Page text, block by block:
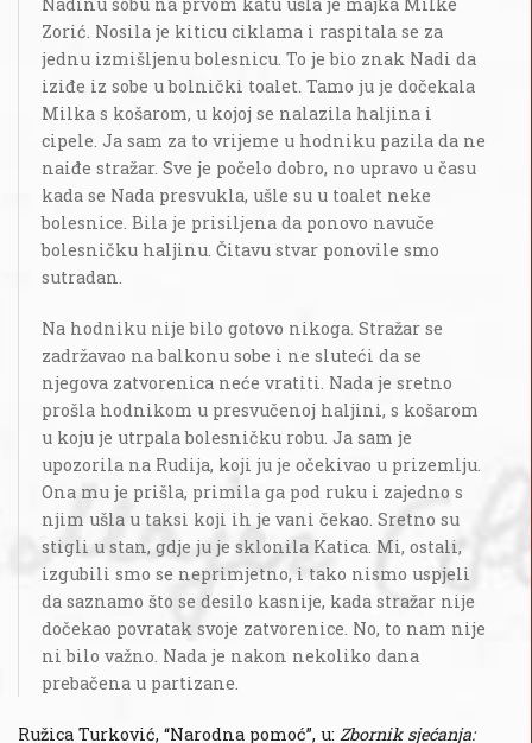
Zorić. Nosila je kiticu ciklama i raspitala se za
jednu izmišljenu bolesnicu. To je bio znak Nadi da
iziđe iz sobe u bolnički toalet. Tamo ju je dočekala
Milka s košarom, u kojoj se nalazila haljina i
cipele. Ja sam za to vrijeme u hodniku pazila da ne
naiđe stražar. Sve je počelo dobro, no upravo u času
kada se Nada presvukla, ušle su u toalet neke
bolesnice. Bila je prisiljena da ponovo navuče
bolesničku haljinu. Čitavu stvar ponovile smo
sutradan.
Na hodniku nije bilo gotovo nikoga. Stražar se
zadržavao na balkonu sobe i ne sluteći da se
njegova zatvorenica neće vratiti. Nada je sretno
prošla hodnikom u presvučenoj haljini, s košarom
u koju je utrpala bolesničku robu. Ja sam je
upozorila na Rudija, koji ju je očekivao u prizemlju.
Ona mu je prišla, primila ga pod ruku i zajedno s
njim ušla u taksi koji ih je vani čekao. Sretno su
stigli u stan, gdje ju je sklonila Katica. Mi, ostali,
izgubili smo se neprimjetno, i tako nismo uspjeli
da saznamo što se desilo kasnije, kada stražar nije
dočekao povratak svoje zatvorenice. No, to nam nije
ni bilo važno. Nada je nakon nekoliko dana
prebačena u partizane.
Ružica Turković, “Narodna pomoć”, u: Zbornik sjećanja: